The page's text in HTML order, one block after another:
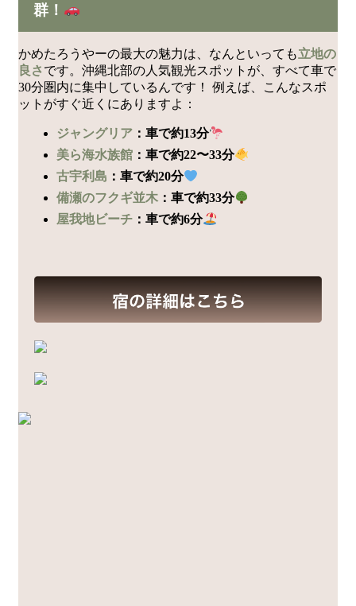
群！
かめたろうやーの最大の魅力は、なんといっても立地の
良さです。沖縄北部の人気観光スポットが、すべて車で
30分圏内に集中しているんです！ 例えば、こんなスポ
ットがすぐ近くにありますよ：
ジャングリア ：車で約13分
美ら海水族館 ：車で約22〜33分
古宇利島 ：車で約20分
備瀬のフクギ並木 ：車で約33分
屋我地ビーチ ：車で約6分